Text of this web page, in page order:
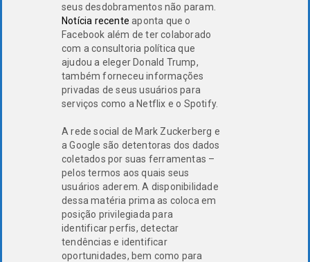
seus desdobramentos não param.
Notícia recente aponta que o
Facebook além de ter colaborado
com a consultoria política que
ajudou a eleger Donald Trump,
também forneceu informações
privadas de seus usuários para
serviços como a Netflix e o Spotify.
A rede social de Mark Zuckerberg e
a Google são detentoras dos dados
coletados por suas ferramentas –
pelos termos aos quais seus
usuários aderem. A disponibilidade
dessa matéria prima as coloca em
posição privilegiada para
identificar perfis, detectar
tendências e identificar
oportunidades, bem como para